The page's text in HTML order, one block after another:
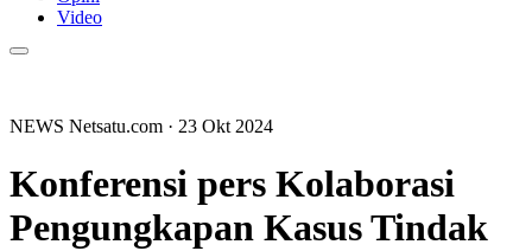
Video
NEWS Netsatu.com · 23 Okt 2024
Konferensi pers Kolaborasi
Pengungkapan Kasus Tindak